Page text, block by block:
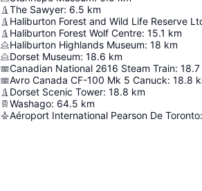
The Sawyer: 6.5 km
Haliburton Forest and Wild Life Reserve
Haliburton Forest Wolf Centre: 15.1 km
Haliburton Highlands Museum: 18 km
Dorset Museum: 18.6 km
Canadian National 2616 Steam Train: 18.7
Avro Canada CF-100 Mk 5 Canuck: 18.8
Dorset Scenic Tower: 18.8 km
Washago: 64.5 km
Aéroport International Pearson De Toronto: